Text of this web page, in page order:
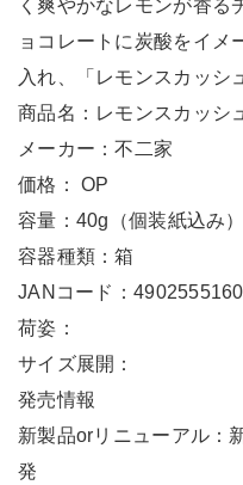
く爽やかなレモンが香る
ョコレートに炭酸をイメ
入れ、「レモンスカッシ
商品名：レモンスカッシ
メーカー：不二家
価格： OP
容量：40g（個装紙込み）
容器種類：箱
JANコード：
荷姿：
サイズ展開：
発売情報
新製品orリニューアル：
発